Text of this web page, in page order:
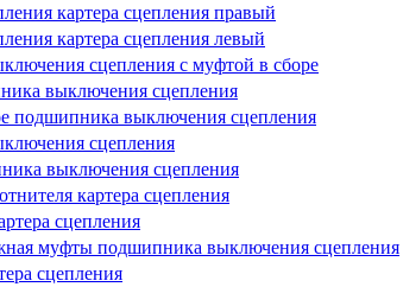
картера сцепления правый
картера сцепления левый
сцепления с муфтой в сборе
выключения сцепления
подшипника выключения сцепления
сцепления
выключения сцепления
картера сцепления
сцепления
муфты подшипника выключения сцепления
сцепления